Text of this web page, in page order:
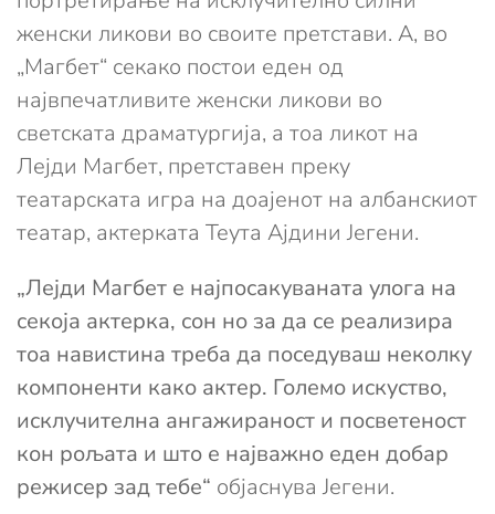
женски ликови во своите претстави. А, во
„Магбет“ секако постои еден од
највпечатливите женски ликови во
светската драматургија, а тоа ликот на
Лејди Магбет, претставен преку
театарската игра на доајенот на албанскиот
театар, актерката Теута Ајдини Јегени.
„Лејди Магбет е најпосакуваната улога на
секоја актерка, сон но за да се реализира
тоа навистина треба да поседуваш неколку
компоненти како актер. Големо искуство,
исклучителна ангажираност и посветеност
кон рољата и што е најважно еден добар
режисер зад тебе“ објаснува Јегени.